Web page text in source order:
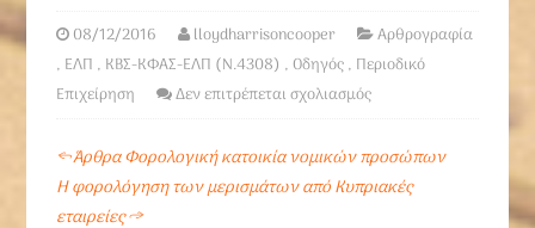
08/12/2016 lloydharrisoncooper
Αρθρογραφία
, ΕΛΠ , ΚΒΣ-ΚΦΑΣ-ΕΛΠ (Ν.4308) , Οδηγός, Περιοδικό
Επιχείρηση
Δεν επιτρέπεται σχολιασμός
←Άρθρα Φορολογική κατοικία νομικών προσώπων
H φορολόγηση των μερισμάτων από Kυπριακές
εταιρείες→